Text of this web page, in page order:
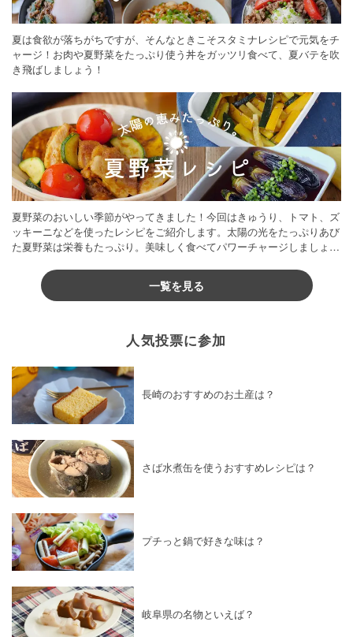
夏は食欲が落ちがちですが、そんなときこそスタミナレシピで元気をチ
ャージ！お肉や夏野菜をたっぷり使う丼をガッツリ食べて、夏バテを吹
き飛ばしましょう！
夏野菜のおいしい季節がやってきました！今回はきゅうり、トマト、ズ
ッキーニなどを使ったレシピをご紹介します。太陽の光をたっぷりあび
た夏野菜は栄養もたっぷり。美味しく食べてパワーチャージしましょう
一覧を見る
人気投票に参加
長崎のおすすめのお土産は？
さば水煮缶を使うおすすめレシピは？
プチっと鍋で好きな味は？
岐阜県の名物といえば？